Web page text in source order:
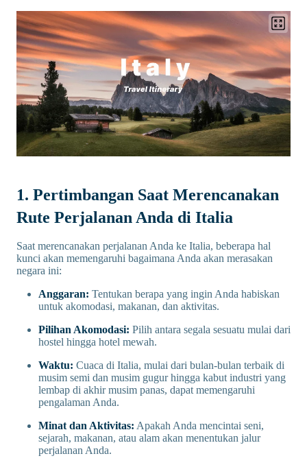
1. Pertimbangan Saat Merencanakan
Rute Perjalanan Anda di Italia
Saat merencanakan perjalanan Anda ke Italia, beberapa hal
kunci akan memengaruhi bagaimana Anda akan merasakan
negara ini:
Anggaran: Tentukan berapa yang ingin Anda habiskan
untuk akomodasi, makanan, dan aktivitas.
Pilihan Akomodasi: Pilih antara segala sesuatu mulai dari
hostel hingga hotel mewah.
Waktu: Cuaca di Italia, mulai dari bulan-bulan terbaik di
musim semi dan musim gugur hingga kabut industri yang
lembap di akhir musim panas, dapat memengaruhi
pengalaman Anda.
Minat dan Aktivitas: Apakah Anda mencintai seni,
sejarah, makanan, atau alam akan menentukan jalur
perjalanan Anda.